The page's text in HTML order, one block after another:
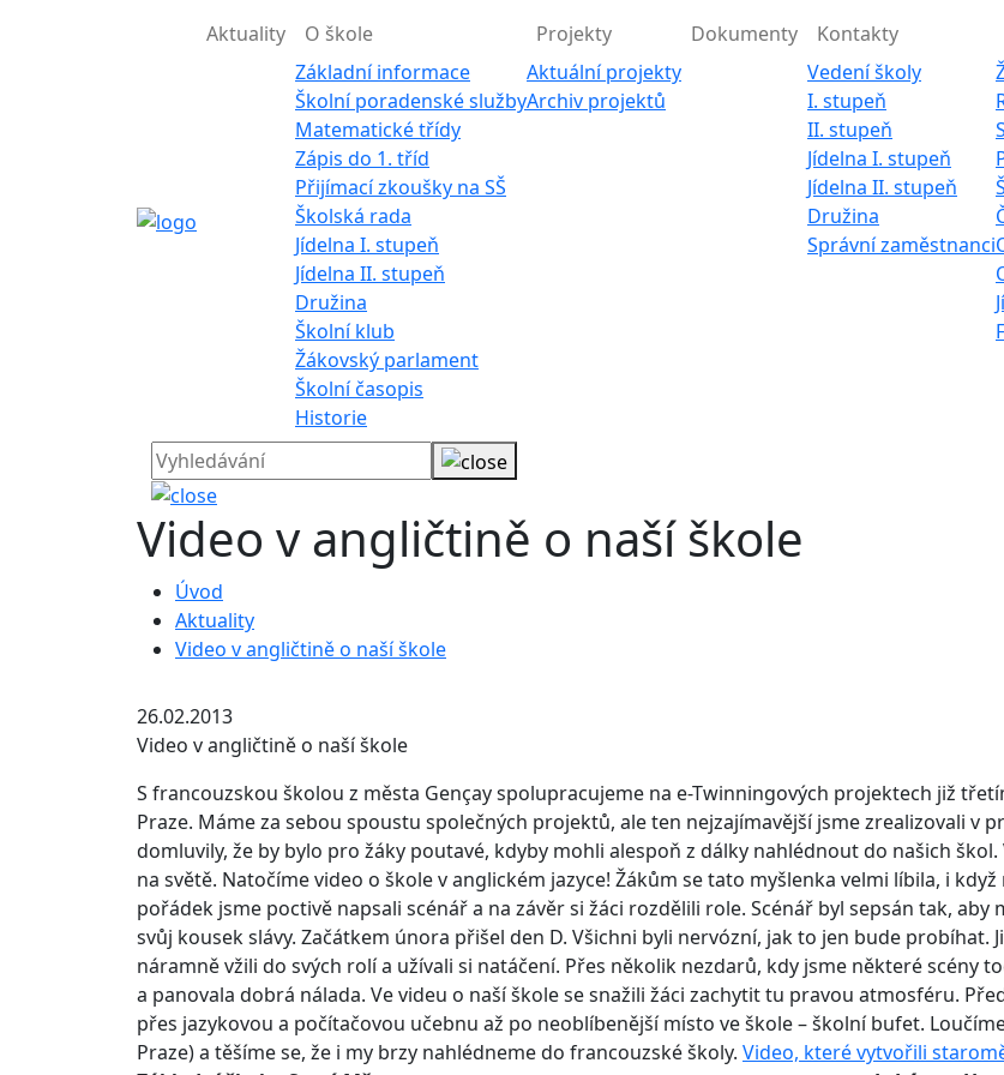
Aktuality
O škole
Základní informace
Školní poradenské služby
Matematické třídy
Zápis do 1. tříd
Přijímací zkoušky na SŠ
Školská rada
Jídelna I. stupeň
Jídelna II. stupeň
Družina
Školní klub
Žákovský parlament
Školní časopis
Historie
Projekty
Aktuální projekty
Archiv projektů
Dokumenty
Kontakty
Vedení školy
I. stupeň
II. stupeň
Jídelna I. stupeň
Jídelna II. stupeň
Družina
Správní zaměstnanci
Video v angličtině o naší škole
Úvod
Aktuality
Video v angličtině o naší škole
26.02.2013
Video v angličtině o naší škole
S francouzskou školou z města Gençay spolupracujeme na e-Twinningových projektech již
Praze. Máme za sebou spoustu společných projektů, ale ten nejzajímavější jsme zrealizovali v
domluvily, že by bylo pro žáky poutavé, kdyby mohli alespoň z dálky nahlédnout do našich
na světě. Natočíme video o škole v anglickém jazyce! Žákům se tato myšlenka velmi líbila, i
pořádek jsme poctivě napsali scénář a na závěr si žáci rozdělili role. Scénář byl sepsán tak,
svůj kousek slávy. Začátkem února přišel den D. Všichni byli nervózní, jak to jen bude probíhat.
náramně vžili do svých rolí a užívali si natáčení. Přes několik nezdarů, kdy jsme některé scény
a panovala dobrá nálada. Ve videu o naší škole se snažili žáci zachytit tu pravou atmosféru.
přes jazykovou a počítačovou učebnu až po neoblíbenější místo ve škole – školní bufet.
Praze) a těšíme se, že i my brzy nahlédneme do francouzské školy. Video, které vytvořili